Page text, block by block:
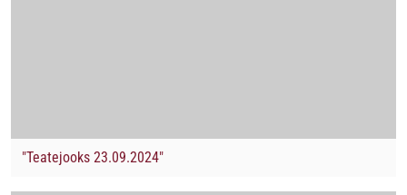
"Teatejooks 23.09.2024"